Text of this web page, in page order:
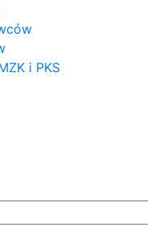
i PKS